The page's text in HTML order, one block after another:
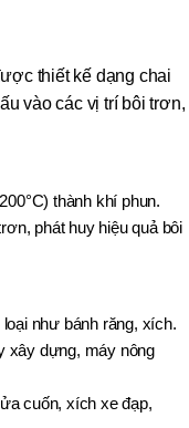
thiết kế dạng chai
vào các vị trí bôi trơn,
thành khí phun.
phát huy hiệu quả bôi
như bánh răng, xích.
xây dựng, máy nông
cuốn, xích xe đạp,